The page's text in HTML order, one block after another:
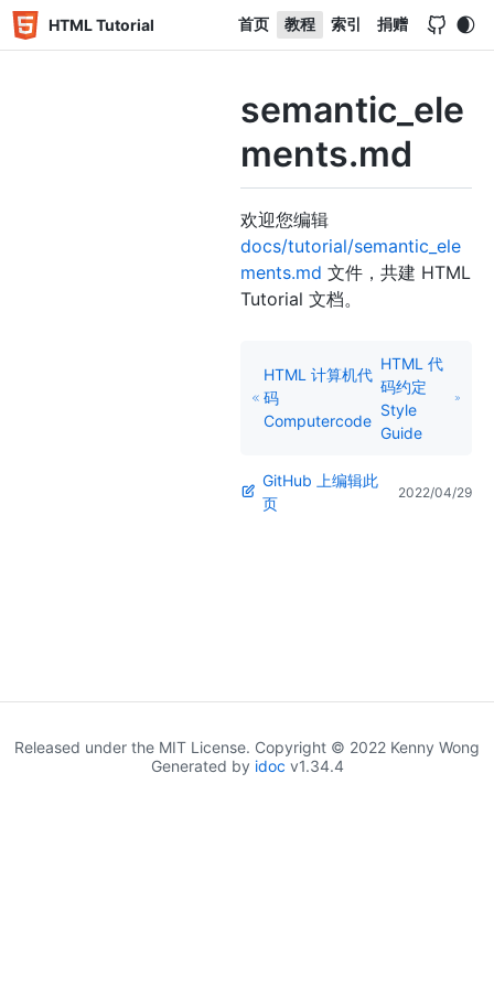
HTML Tutorial 首页 教程 索引 捐赠
semantic_ele
ments.md
欢迎您编辑
docs/tutorial/semantic_ele
ments.md 文件，共建 HTML
Tutorial 文档。
HTML 计算机代
码
Computercode
HTML 代
码约定
Style
Guide
GitHub 上编辑此
页
2022/04/29
Released under the MIT License. Copyright © 2022 Kenny Wong
Generated by idoc v1.34.4